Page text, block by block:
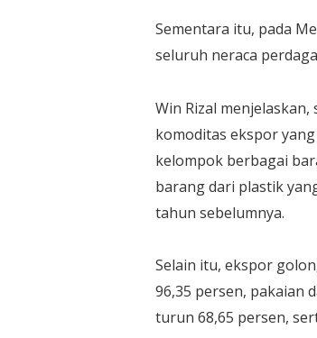
Sementara itu, pada
seluruh neraca
Win Rizal
komoditas ekspor
kelompok berbagai
barang dari plastik
tahun sebelumnya.
Selain itu, ekspor
96,35 persen, pakaian
turun 68,65 persen,